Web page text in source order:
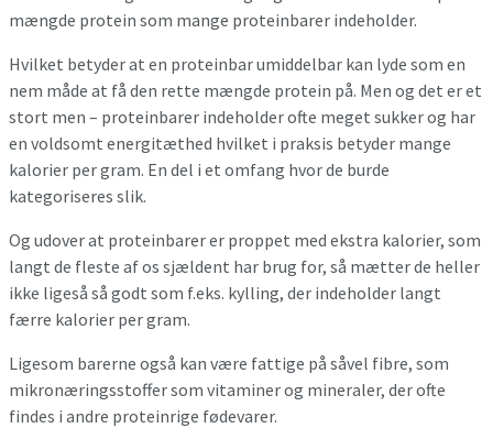
mængde protein som mange proteinbarer indeholder.
Hvilket betyder at en proteinbar umiddelbar kan lyde som en
nem måde at få den rette mængde protein på. Men og det er et
stort men – proteinbarer indeholder ofte meget sukker og har
en voldsomt energitæthed hvilket i praksis betyder mange
kalorier per gram. En del i et omfang hvor de burde
kategoriseres slik.
Og udover at proteinbarer er proppet med ekstra kalorier, som
langt de fleste af os sjældent har brug for, så mætter de heller
ikke ligeså så godt som f.eks. kylling, der indeholder langt
færre kalorier per gram.
Ligesom barerne også kan være fattige på såvel fibre, som
mikronæringsstoffer som vitaminer og mineraler, der ofte
findes i andre proteinrige fødevarer.